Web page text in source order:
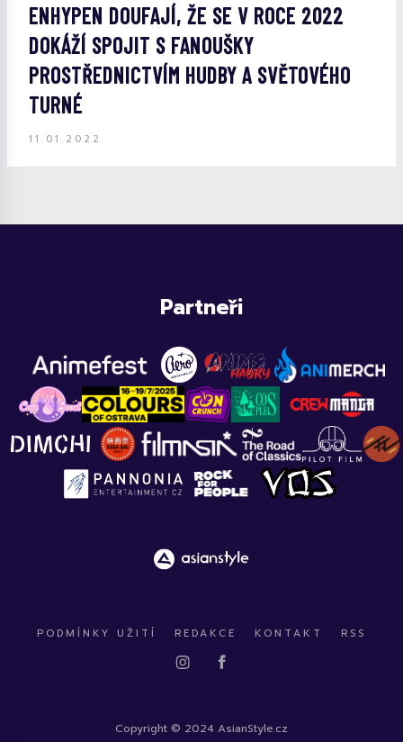
ENHYPEN DOUFAJÍ, ŽE SE V ROCE 2022
DOKÁŽÍ SPOJIT S FANOUŠKY
PROSTŘEDNICTVÍM HUDBY A SVĚTOVÉHO
TURNÉ
11.01.2022
Partneři
PODMÍNKY UŽITÍ REDAKCE KONTAKT RSS
Copyright © 2024 AsianStyle.cz